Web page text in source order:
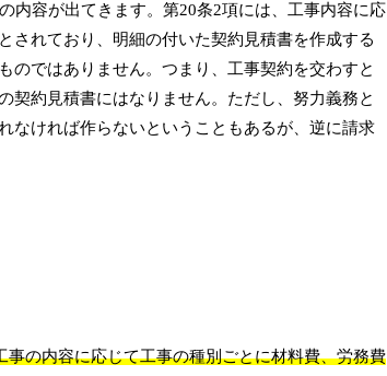
内容が出てきます。第20条2項には、工事内容に応
されており、明細の付いた契約見積書を作成する
のではありません。つまり、工事契約を交わすと
契約見積書にはなりません。ただし、努力義務と
なければ作らないということもあるが、逆に請求
の内容に応じて工事の種別ごとに材料費、労務費